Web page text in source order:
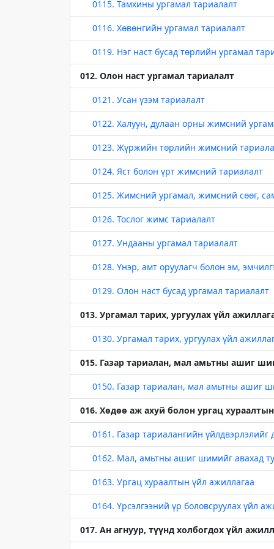
0115. Тамхины ургамал тариалалт
0116. Хөвөнгийн ургамал тариалалт
0119. Нэг наст бусад төрлийн ургамал
012. Олон наст ургамал тариалалт
0121. Усан үзэм тариалалт
0122. Халуун, дулаан орны жимсний
0123. Жүржийн төрлийн жимсний
0124. Яст болон үрт жимсний тариалалт
0125. Жимсний ургамал, жимсний сөөг,
0126. Тослог жимс тариалалт
0127. Ундааны ургамал тариалалт
0128. Үнэр, амт оруулагч болон эм,
0129. Олон наст бусад ургамал тариалалт
013. Ургамал тарих, ургуулах үйл
0130. Ургамал тарих, ургуулах үйл
015. Газар тариалан, мал амьтны ашиг
0150. Газар тариалан, мал амьтны ашиг
016. Хөдөө аж ахуй болон ургац
0161. Газар тариалангийн үйлдвэрлэлийг
0162. Мал, амьтны ашиг шимийг авахад
0163. Ургац хураалтын үйл ажиллагаа
0164. Үрсэлгээний үр боловсруулах үйл
017. Ан агнуур, түүнд холбогдох үйл